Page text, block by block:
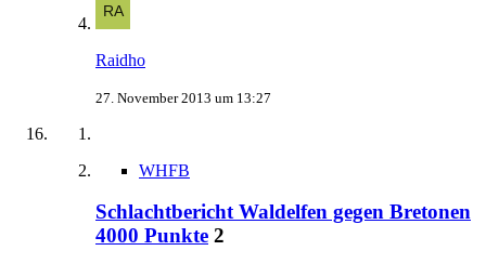
Raidho
27. November 2013 um 13:27
WHFB
Schlachtbericht Waldelfen gegen Bretonen
4000 Punkte 2